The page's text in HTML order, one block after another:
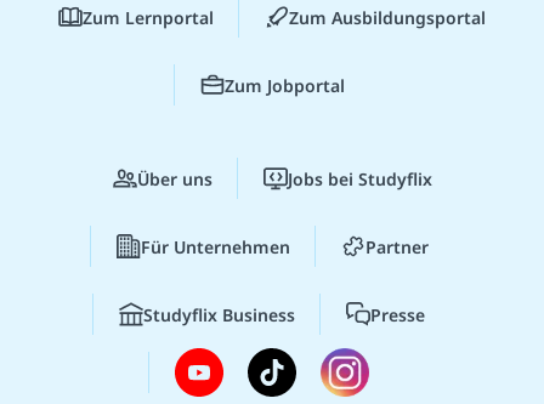
Zum Lernportal Zum Ausbildungsportal
Zum Jobportal
Über uns Jobs bei Studyflix
Für Unternehmen Partner
Studyflix Business Presse